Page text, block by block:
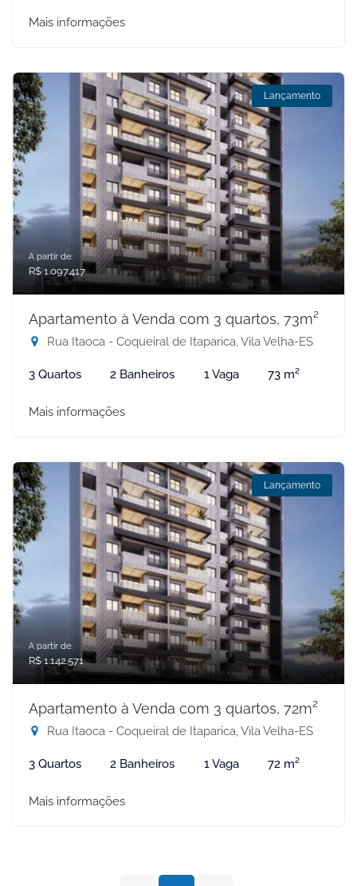
Mais informações
Lançamento
A partir de:
R$ 1.097.417
Apartamento à Venda com 3 quartos, 73m²
Rua Itaoca - Coqueiral de Itaparica, Vila Velha-ES
3 Quartos 2 Banheiros 1 Vaga 73 m²
Mais informações
Lançamento
A partir de:
R$ 1.142.571
Apartamento à Venda com 3 quartos, 72m²
Rua Itaoca - Coqueiral de Itaparica, Vila Velha-ES
3 Quartos 2 Banheiros 1 Vaga 72 m²
Mais informações